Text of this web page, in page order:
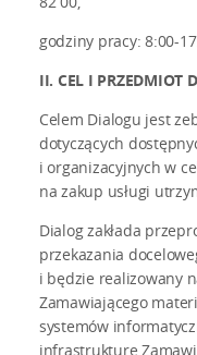
godziny pracy: 8:00-
II. CEL I PRZEDMIOT
Celem Dialogu jest
dotyczących
i organizacyjnych w
na zakup usługi
Dialog zakłada
przekazania
i będzie realizowany
Zamawiającego
systemów
infrastrukturę